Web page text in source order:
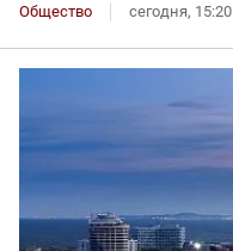
Общество сегодня, 15:20